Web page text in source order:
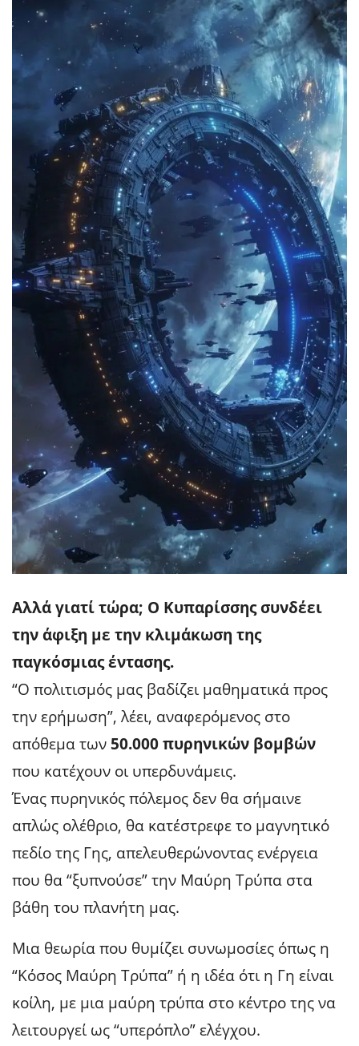
Αλλά γιατί τώρα; Ο Κυπαρίσσης συνδέει
την άφιξη με την κλιμάκωση της
παγκόσμιας έντασης.
“Ο πολιτισμός μας βαδίζει μαθηματικά προς
την ερήμωση”, λέει, αναφερόμενος στο
απόθεμα των 50.000 πυρηνικών βομβών
που κατέχουν οι υπερδυνάμεις.
Ένας πυρηνικός πόλεμος δεν θα σήμαινε
απλώς ολέθριο, θα κατέστρεφε το μαγνητικό
πεδίο της Γης, απελευθερώνοντας ενέργεια
που θα “ξυπνούσε” την Μαύρη Τρύπα στα
βάθη του πλανήτη μας.
Μια θεωρία που θυμίζει συνωμοσίες όπως η
“Κόσος Μαύρη Τρύπα” ή η ιδέα ότι η Γη είναι
κοίλη, με μια μαύρη τρύπα στο κέντρο της να
λειτουργεί ως “υπερόπλο” ελέγχου.